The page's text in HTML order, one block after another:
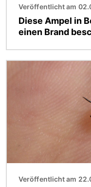
Veröffentlicht am
Diese Ampel in
einen Brand
Veröffentlicht am